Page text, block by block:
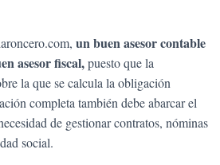
un buen asesor contable
asesor fiscal,puesto que la
la que se calcula la obligación
completa también debe abarcar el
de gestionar contratos, nóminas
social.